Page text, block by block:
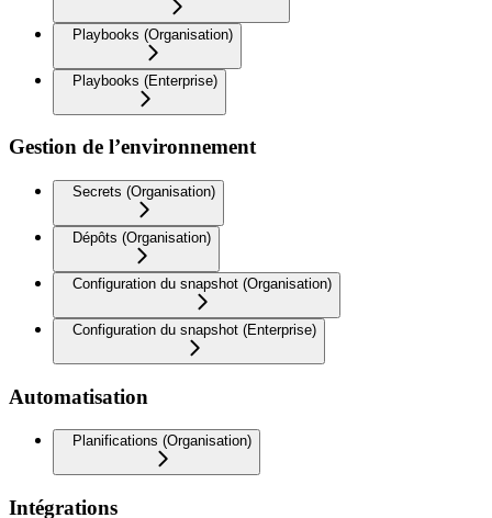
Playbooks (Organisation)
Playbooks (Enterprise)
Gestion de l’environnement
Secrets (Organisation)
Dépôts (Organisation)
Configuration du snapshot (Organisation)
Configuration du snapshot (Enterprise)
Automatisation
Planifications (Organisation)
Intégrations